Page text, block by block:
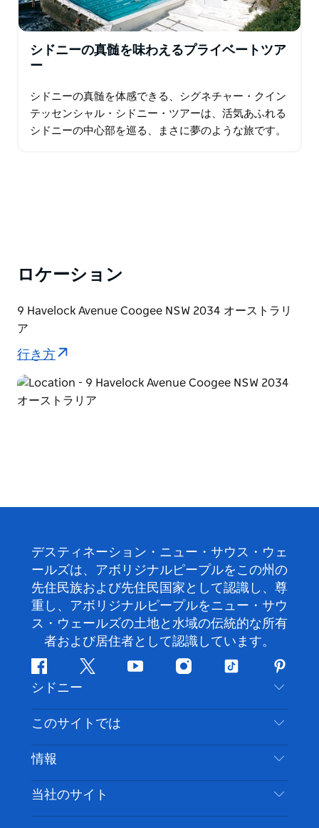
シドニーの真髄を味わえるプライベートツア
ー
シドニーの真髄を体感できる、シグネチャー・クイン
テッセンシャル・シドニー・ツアーは、活気あふれる
シドニーの中心部を巡る、まさに夢のような旅です。
ロケーション
9 Havelock Avenue Coogee NSW 2034 オーストラリ
ア
行き方
デスティネーション・ニュー・サウス・ウェ
ールズは、アボリジナルピープルをこの州の
先住民族および先住民国家として認識し、尊
重し、アボリジナルピープルをニュー・サウ
ス・ウェールズの土地と水域の伝統的な所有
者および居住者として認識しています。
フ
ェ
イ
ス
ブ
ッ
ク
ツ
ッ
タ
ー
ユ
チ
ー
イ
ス
グ
ム
テ
ッ
ト
ク
ピ
ン
タ
レ
ス
ト
シドニー
お問い合わせ
免責事項
クッキーに関する通知
このサイトでは
目的地
やるべきこと
情報
旅行情報
アクセシブルシドニー
当社のサイト